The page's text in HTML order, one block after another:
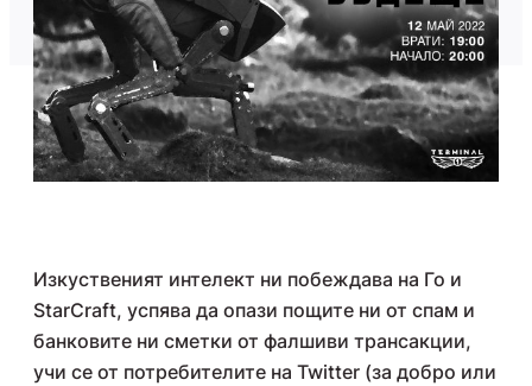
Изкуственият интелект ни побеждава на Го и
StarCraft, успява да опази пощите ни от спам и
банковите ни сметки от фалшиви трансакции,
учи се от потребителите на Twitter (за добро или